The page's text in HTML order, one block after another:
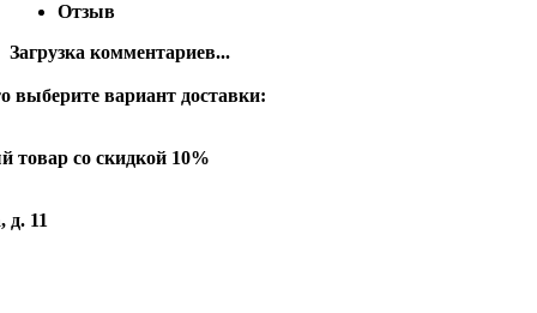
Отзыв
Загрузка комментариев...
выберите вариант доставки:
товар со скидкой 10%
д. 11